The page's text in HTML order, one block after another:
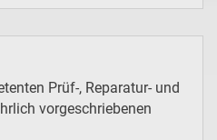
Prüf-, Reparatur- und
vorgeschriebenen